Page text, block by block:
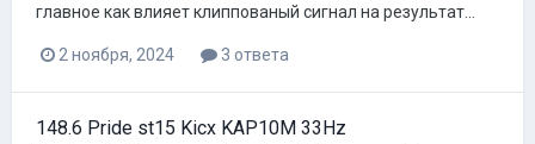
главное как влияет клиппованый сигнал на результат...
2 ноября, 2024 3 ответа
148.6 Pride st15 Kicx KAP10M 33Hz